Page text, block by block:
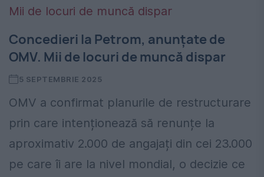
Concedieri la Petrom, anunțate de
OMV. Mii de locuri de muncă dispar
5 SEPTEMBRIE 2025
OMV a confirmat planurile de restructurare
prin care intenționează să renunțe la
aproximativ 2.000 de angajați din cei 23.000
pe care îi are la nivel mondial, o decizie ce